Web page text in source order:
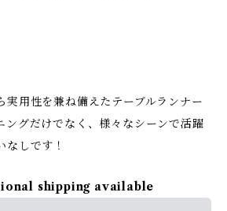
実用性を兼ね備えたテーブルランナー
ングだけでなく、様々なシーンで活躍
なしです！
shipping available